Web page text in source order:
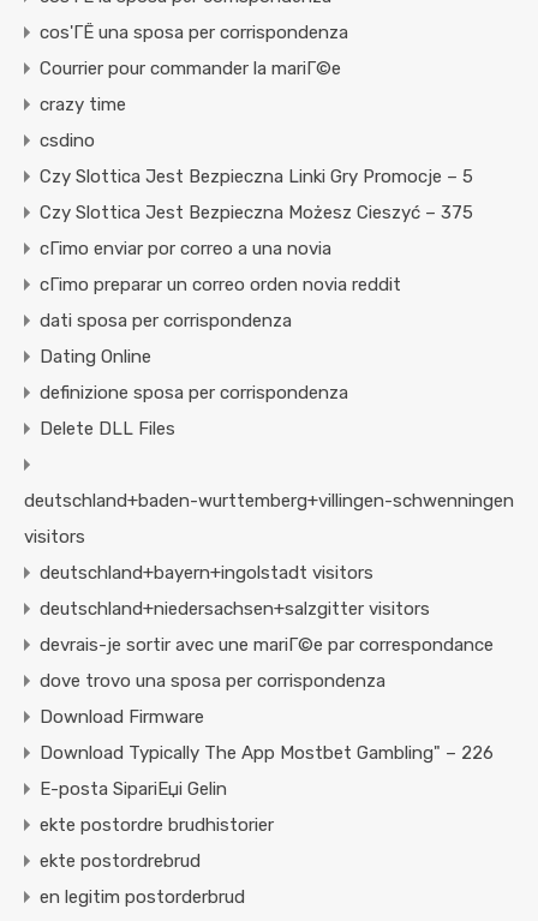
cos'ГЁ una sposa per corrispondenza
Courrier pour commander la mariГ©e
crazy time
csdino
Czy Slottica Jest Bezpieczna Linki Gry Promocje – 5
Czy Slottica Jest Bezpieczna Możesz Cieszyć – 375
cГіmo enviar por correo a una novia
cГіmo preparar un correo orden novia reddit
dati sposa per corrispondenza
Dating Online
definizione sposa per corrispondenza
Delete DLL Files
deutschland+baden-wurttemberg+villingen-schwenningen
visitors
deutschland+bayern+ingolstadt visitors
deutschland+niedersachsen+salzgitter visitors
devrais-je sortir avec une mariГ©e par correspondance
dove trovo una sposa per corrispondenza
Download Firmware
Download Typically The App Mostbet Gambling" – 226
E-posta SipariЕџi Gelin
ekte postordre brudhistorier
ekte postordrebrud
en legitim postorderbrud